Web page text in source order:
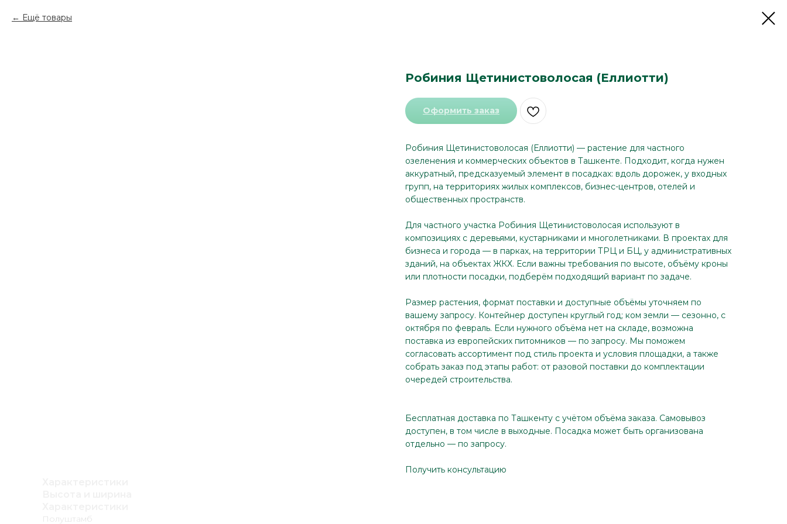
Ещё товары
Робиния Щетинистоволосая (Еллиотти)
Оформить заказ
Робиния Щетинистоволосая (Еллиотти) — растение для частного
озеленения и коммерческих объектов в Ташкенте. Подходит, когда нужен
аккуратный, предсказуемый элемент в посадках: вдоль дорожек, у входных
групп, на территориях жилых комплексов, бизнес-центров, отелей и
общественных пространств.
Для частного участка Робиния Щетинистоволосая используют в
композициях с деревьями, кустарниками и многолетниками. В проектах для
бизнеса и города — в парках, на территории ТРЦ и БЦ, у административных
зданий, на объектах ЖКХ. Если важны требования по высоте, объёму кроны
или плотности посадки, подберём подходящий вариант по задаче.
Размер растения, формат поставки и доступные объёмы уточняем по
вашему запросу. Контейнер доступен круглый год; ком земли — сезонно, с
октября по февраль. Если нужного объёма нет на складе, возможна
поставка из европейских питомников — по запросу. Мы поможем
согласовать ассортимент под стиль проекта и условия площадки, а также
собрать заказ под этапы работ: от разовой поставки до комплектации
очередей строительства.
Бесплатная доставка по Ташкенту с учётом объёма заказа. Самовывоз
доступен, в том числе в выходные. Посадка может быть организована
отдельно — по запросу.
Получить консультацию
Полуштамб